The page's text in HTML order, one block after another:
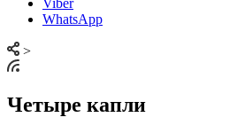
Viber
WhatsApp
>
Четыре капли